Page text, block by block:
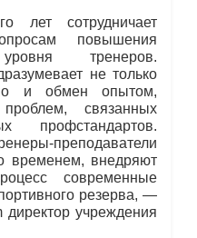
сотрудничает
повышения
уровня тренеров.
не только
и обмен опытом,
связанных
преподаватели
временем, внедряют
современные
резерва, —
учреждения